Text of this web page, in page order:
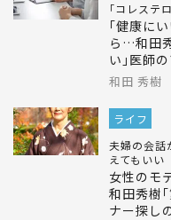
｢コレステ
｢健康に
ら…和田
い｣医師
和田 秀樹
ライフ
夫婦の会話
えてもいい
女性のモ
和田秀樹
ナー探し